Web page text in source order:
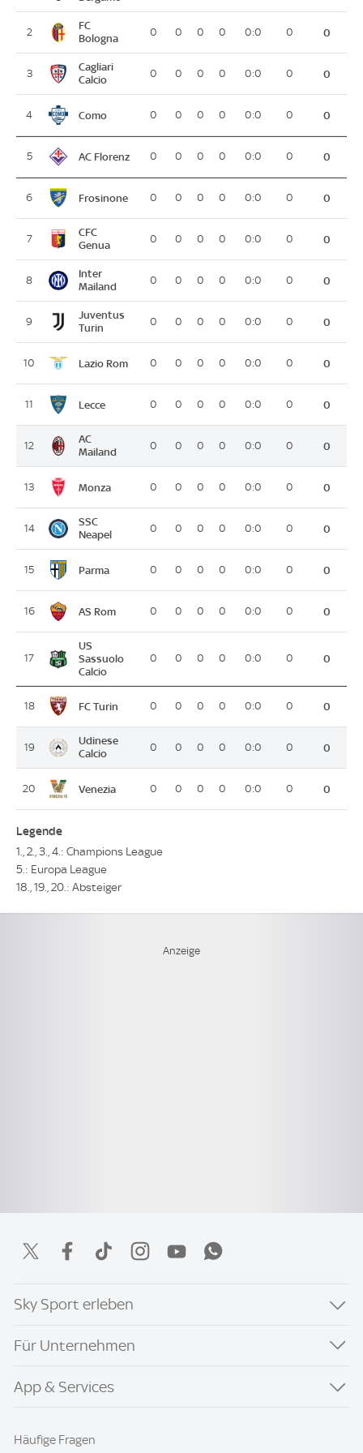
2
FC
Bologna
0 0 0 0 0:0 0 0
3
Cagliari
Calcio
0 0 0 0 0:0 0 0
4 Como 0 0 0 0 0:0 0 0
5 AC Florenz 0 0 0 0 0:0 0 0
6 Frosinone 0 0 0 0 0:0 0 0
7
CFC
Genua
0 0 0 0 0:0 0 0
8
Inter
Mailand
0 0 0 0 0:0 0 0
9
Juventus
Turin
0 0 0 0 0:0 0 0
10 Lazio Rom 0 0 0 0 0:0 0 0
11 Lecce 0 0 0 0 0:0 0 0
12
AC
Mailand
0 0 0 0 0:0 0 0
13 Monza 0 0 0 0 0:0 0 0
14
SSC
Neapel
0 0 0 0 0:0 0 0
15 Parma 0 0 0 0 0:0 0 0
16 AS Rom 0 0 0 0 0:0 0 0
17
US
Sassuolo
Calcio
0 0 0 0 0:0 0 0
18 FC Turin 0 0 0 0 0:0 0 0
19
Udinese
Calcio
0 0 0 0 0:0 0 0
20 Venezia 0 0 0 0 0:0 0 0
Legende
1., 2., 3., 4.: Champions League
5.: Europa League
18., 19., 20.: Absteiger
Sky Sport erleben
Für Unternehmen
App & Services
Häufige Fragen